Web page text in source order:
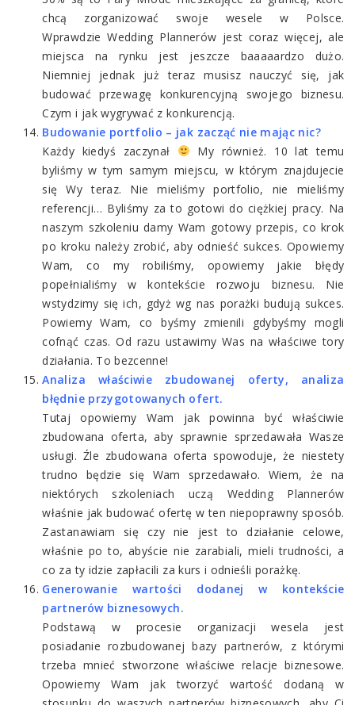
chcą zorganizować swoje wesele w Polsce.
Wprawdzie Wedding Plannerów jest coraz więcej, ale
miejsca na rynku jest jeszcze baaaaardzo dużo.
Niemniej jednak już teraz musisz nauczyć się, jak
budować przewagę konkurencyjną swojego biznesu.
Czym i jak wygrywać z konkurencją.
Budowanie portfolio – jak zacząć nie mając nic?
Każdy kiedyś zaczynał
My również. 10 lat temu
byliśmy w tym samym miejscu, w którym znajdujecie
się Wy teraz. Nie mieliśmy portfolio, nie mieliśmy
referencji… Byliśmy za to gotowi do ciężkiej pracy. Na
naszym szkoleniu damy Wam gotowy przepis, co krok
po kroku należy zrobić, aby odnieść sukces. Opowiemy
Wam, co my robiliśmy, opowiemy jakie błędy
popełnialiśmy w kontekście rozwoju biznesu. Nie
wstydzimy się ich, gdyż wg nas porażki budują sukces.
Powiemy Wam, co byśmy zmienili gdybyśmy mogli
cofnąć czas. Od razu ustawimy Was na właściwe tory
działania. To bezcenne!
Analiza właściwie zbudowanej oferty, analiza
błędnie przygotowanych ofert.
Tutaj opowiemy Wam jak powinna być właściwie
zbudowana oferta, aby sprawnie sprzedawała Wasze
usługi. Źle zbudowana oferta spowoduje, że niestety
trudno będzie się Wam sprzedawało. Wiem, że na
niektórych szkoleniach uczą Wedding Plannerów
właśnie jak budować ofertę w ten niepoprawny sposób.
Zastanawiam się czy nie jest to działanie celowe,
właśnie po to, abyście nie zarabiali, mieli trudności, a
co za ty idzie zapłacili za kurs i odnieśli porażkę.
Generowanie wartości dodanej w kontekście
partnerów biznesowych.
Podstawą w procesie organizacji wesela jest
posiadanie rozbudowanej bazy partnerów, z którymi
trzeba mnieć stworzone właściwe relacje biznesowe.
Opowiemy Wam jak tworzyć wartość dodaną w